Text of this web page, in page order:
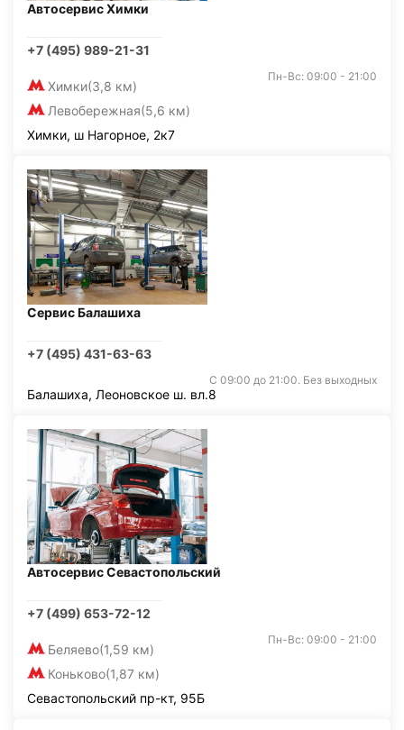
Автосервис Химки
+7 (495) 989-21-31
Химки(3,8 км)
Левобережная(5,6 км)
Пн-Вс: 09:00 - 21:00
Химки, ш Нагорное, 2к7
Сервис Балашиха
+7 (495) 431-63-63
С 09:00 до 21:00. Без выходных
Балашиха, Леоновское ш. вл.8
Автосервис Севастопольский
+7 (499) 653-72-12
Беляево(1,59 км)
Коньково(1,87 км)
Пн-Вс: 09:00 - 21:00
Севастопольский пр-кт, 95Б